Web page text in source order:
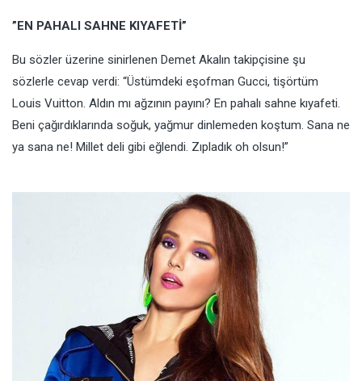
”EN PAHALI SAHNE KIYAFETİ”
Bu sözler üzerine sinirlenen Demet Akalın takipçisine şu
sözlerle cevap verdi: “Üstümdeki eşofman Gucci, tişörtüm
Louis Vuitton. Aldın mı ağzının payını? En pahalı sahne kıyafeti.
Beni çağırdıklarında soğuk, yağmur dinlemeden koştum. Sana ne
ya sana ne! Millet deli gibi eğlendi. Zıpladık oh olsun!”